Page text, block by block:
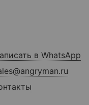
в WhatsApp